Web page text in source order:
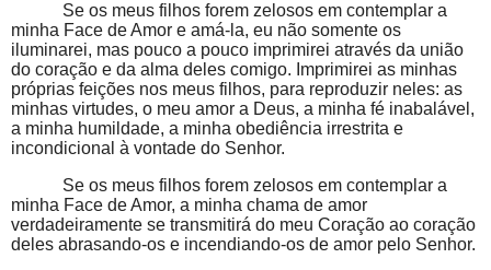
Se os meus filhos forem zelosos em contemplar a
minha Face de Amor e amá-la, eu não somente os
iluminarei, mas pouco a pouco imprimirei através da união
do coração e da alma deles comigo. Imprimirei as minhas
próprias feições nos meus filhos, para reproduzir neles: as
minhas virtudes, o meu amor a Deus, a minha fé inabalável,
a minha humildade, a minha obediência irrestrita e
incondicional à vontade do Senhor.
Se os meus filhos forem zelosos em contemplar a
minha Face de Amor, a minha chama de amor
verdadeiramente se transmitirá do meu Coração ao coração
deles abrasando-os e incendiando-os de amor pelo Senhor.